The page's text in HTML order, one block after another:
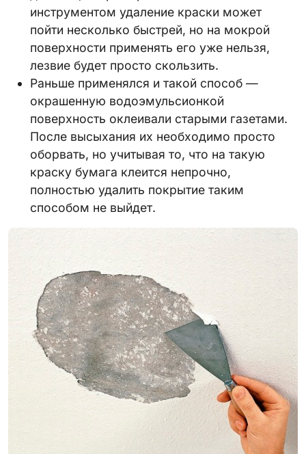
инструментом удаление краски может
пойти несколько быстрей, но на мокрой
поверхности применять его уже нельзя,
лезвие будет просто скользить.
Раньше применялся и такой способ —
окрашенную водоэмульсионкой
поверхность оклеивали старыми газетами.
После высыхания их необходимо просто
оборвать, но учитывая то, что на такую
краску бумага клеится непрочно,
полностью удалить покрытие таким
способом не выйдет.